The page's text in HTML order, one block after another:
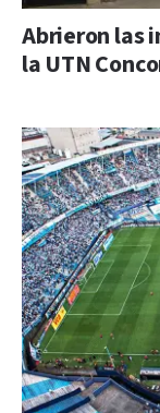
Abrieron las
la UTN